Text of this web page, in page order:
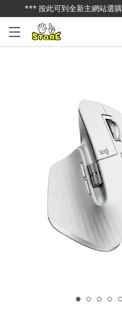
*** 按此可到全新主網站選
已加入購物車